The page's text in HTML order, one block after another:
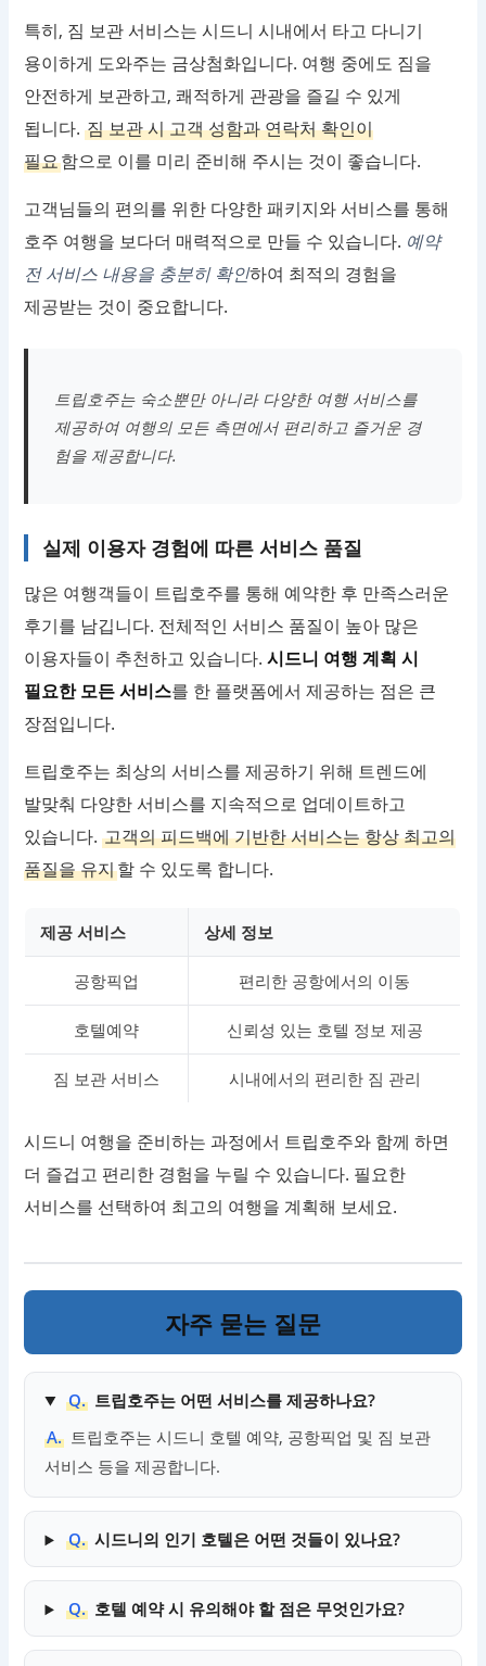
특히, 짐 보관 서비스는 시드니 시내에서 타고 다니기
용이하게 도와주는 금상첨화입니다. 여행 중에도 짐을
안전하게 보관하고, 쾌적하게 관광을 즐길 수 있게
됩니다.짐 보관 시 고객 성함과 연락처 확인이
필요함으로 이를 미리 준비해 주시는 것이 좋습니다.
고객님들의 편의를 위한 다양한 패키지와 서비스를 통해
호주 여행을 보다더 매력적으로 만들 수 있습니다. 예약
전 서비스 내용을 충분히 확인하여 최적의 경험을
제공받는 것이 중요합니다.
트립호주는 숙소뿐만 아니라 다양한 여행 서비스를
제공하여 여행의 모든 측면에서 편리하고 즐거운 경
험을 제공합니다.
실제 이용자 경험에 따른 서비스 품질
많은 여행객들이 트립호주를 통해 예약한 후 만족스러운
후기를 남깁니다. 전체적인 서비스 품질이 높아 많은
이용자들이 추천하고 있습니다.시드니 여행 계획 시
필요한 모든 서비스를 한 플랫폼에서 제공하는 점은 큰
장점입니다.
트립호주는 최상의 서비스를 제공하기 위해 트렌드에
발맞춰 다양한 서비스를 지속적으로 업데이트하고
있습니다.고객의 피드백에 기반한 서비스는 항상 최고의
품질을 유지할 수 있도록 합니다.
제공 서비스 상세 정보
공항픽업 편리한 공항에서의 이동
호텔예약 신뢰성 있는 호텔 정보 제공
짐 보관 서비스 시내에서의 편리한 짐 관리
시드니 여행을 준비하는 과정에서 트립호주와 함께 하면
더 즐겁고 편리한 경험을 누릴 수 있습니다. 필요한
서비스를 선택하여 최고의 여행을 계획해 보세요.
자주 묻는 질문
Q. 트립호주는 어떤 서비스를 제공하나요?
A. 트립호주는 시드니 호텔 예약, 공항픽업 및 짐 보관
서비스 등을 제공합니다.
Q. 시드니의 인기 호텔은 어떤 것들이 있나요?
Q. 호텔 예약 시 유의해야 할 점은 무엇인가요?